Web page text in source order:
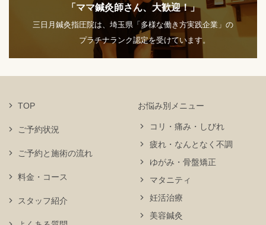
「ママ鍼灸師さん、大歓迎！」
三日月鍼灸指圧院は、埼玉県「多様な働き方実践企業」の
プラチナランク認定を受けています。
TOP
ご予約状況
お悩み別メニュー
コリ・痛み・しびれ
疲れ・なんとなく不調
ゆがみ・骨盤矯正
マタニティ
妊活治療
美容鍼灸
ご予約と施術の流れ
料金・コース
スタッフ紹介